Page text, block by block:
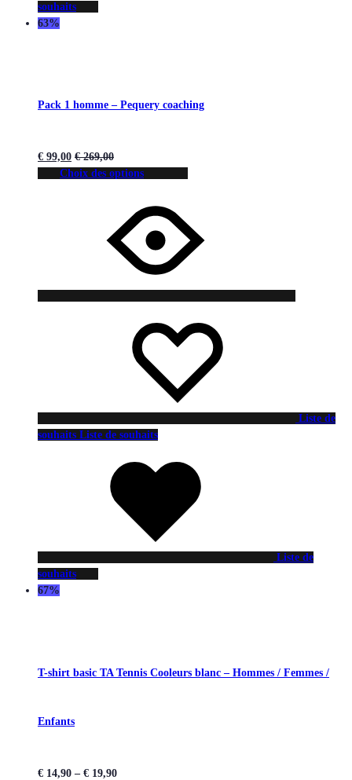
souhaits
63%
Pack 1 homme – Pequery coaching
€ 99,00 €269,00
Choix des options
Liste de
souhaits Liste de souhaits
Liste de
souhaits
67%
T-shirt basic TA Tennis Cooleurs blanc – Hommes / Femmes /
Enfants
€ 14,90 – € 19,90